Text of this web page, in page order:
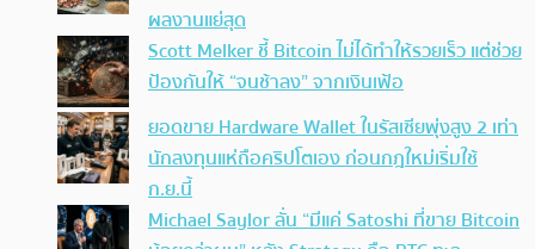
ผลงานแย่สุด
Scott Melker ชี้ Bitcoin ไม่ได้ทำให้รวยเร็ว แต่ช่วย
ป้องกันให้ “จนช้าลง” จากเงินเฟ้อ
ยอดขาย Hardware Wallet ในรัสเซียพุ่งสูง 2 เท่า
นักลงทุนแห่ถือคริปโตเอง ก่อนกฎใหม่เริ่มใช้
ก.ย.นี้
Michael Saylor ลั่น “มีแค่ Satoshi ที่ขาย Bitcoin